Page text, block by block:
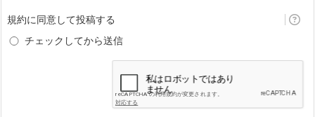
ん)
規約に同意して投稿する
チェックしてから送信